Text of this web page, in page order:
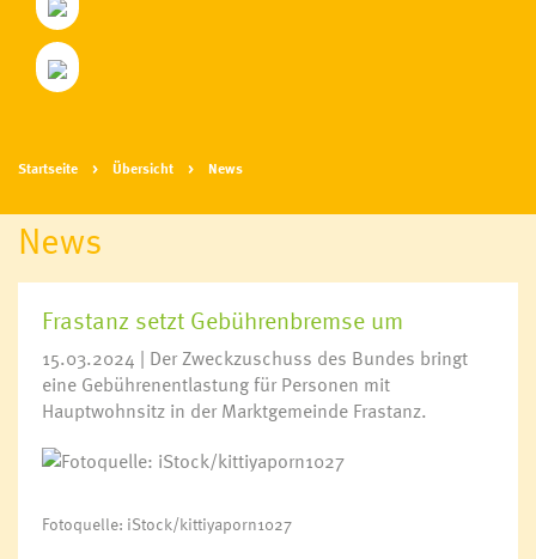
Startseite Übersicht News
News
Frastanz setzt Gebührenbremse um
15.03.2024 | Der Zweckzuschuss des Bundes bringt
eine Gebührenentlastung für Personen mit
Hauptwohnsitz in der Marktgemeinde Frastanz.
Fotoquelle: iStock/kittiyaporn1027